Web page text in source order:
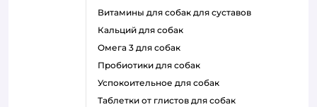
витамины для собак для суставов
кальций для собак
омега 3 для собак
пробиотики для собак
успокоительное для собак
таблетки от глистов для собак